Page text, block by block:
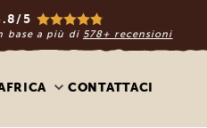
5
base a più di 578+ recensioni
CONTATTACI